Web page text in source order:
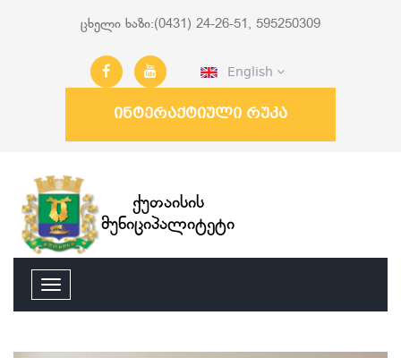
ცხელი ხაზი:(0431) 24-26-51, 595250309
English
ინტერაქტიული რუკა
ქუთაისის
მუნიციპალიტეტი